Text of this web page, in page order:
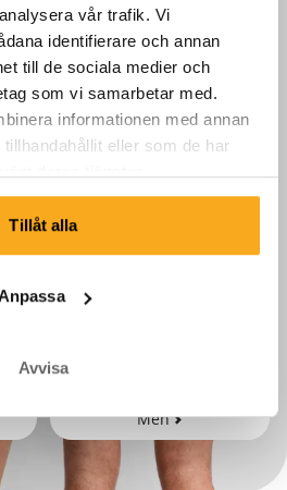
vår trafik. Vi
identifierare och annan
till de sociala medier och
som vi samarbetar med.
informationen med annan
eller som de har
Tillåt alla
Anpassa
Avvisa
Men